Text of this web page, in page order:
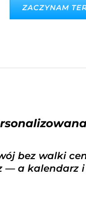
ZACZYNAM
bez walki
— a kalendarz